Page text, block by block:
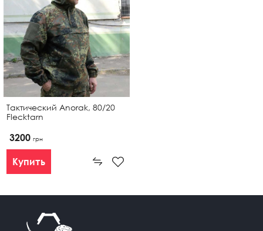
Тактический Anorak, 80/20
Flecktarn
3200 грн
Купить